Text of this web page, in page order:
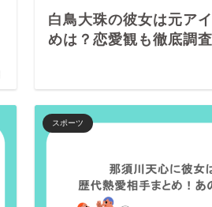
白鳥大珠の彼女は元ア
めは？恋愛観も徹底調査
スポーツ